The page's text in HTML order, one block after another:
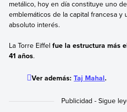
metálico, hoy en día constituye uno
emblemáticos de la capital francesa
absoluto interés.
La Torre Eiffel fue la estructura más
41 años.
Ver además:Taj Mahal.